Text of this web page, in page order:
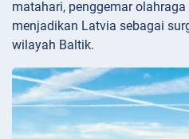
matahari, penggemar
menjadikan Latvia sebagai
wilayah Baltik.